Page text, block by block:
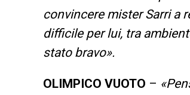
convincere mister Sarri a
difficile per lui, tra
stato bravo».
OLIMPICO VUOTO –